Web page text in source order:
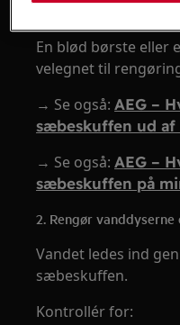
Fjern
En blød børste eller
velegnet til
→ Se også:AEG –
sæbeskuffen ud af
→ Se også:AEG –
sæbeskuffen på
2. Rengør
Vandet ledes ind
sæbeskuffen.
Kontrollér for: